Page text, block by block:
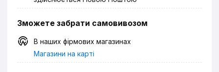
Зможете забрати самовивозом
В наших фірмових магазинах
Магазини на карті